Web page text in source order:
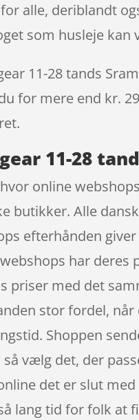
alle, deriblandt
som husleje
11-28 tands
for mere end kr.
11-28
online
butikker. Alle
efterhånden
har deres
priser med det
stor fordel,
Shoppen
vælg det, der
det er slut
lang tid for folk at